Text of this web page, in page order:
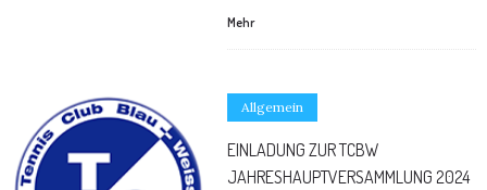
Mehr
Allgemein
EINLADUNG ZUR TCBW
JAHRESHAUPTVERSAMMLUNG 2024